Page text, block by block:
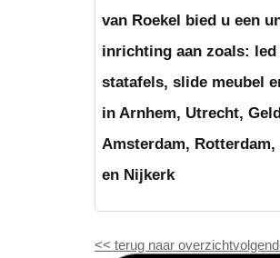
van Roekel bied u een
inrichting aan zoals:
statafels, slide meubel
in Arnhem, Utrecht,
Amsterdam, Rotterdam,
en Nijkerk
<< terug naar overzicht